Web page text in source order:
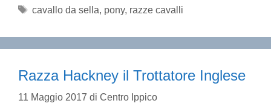
Tag
cavallo da sella, pony, razze cavalli
Razza Hackney il Trottatore Inglese
11 Maggio 2017 di Centro Ippico